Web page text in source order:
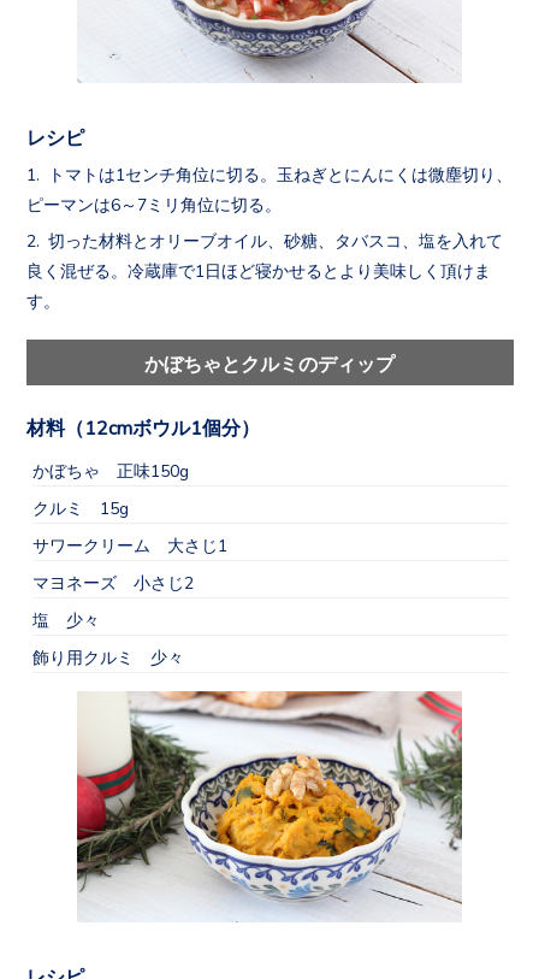
レシピ
トマトは1センチ角位に切る。玉ねぎとにんにくは微塵切り、
ピーマンは6～7ミリ角位に切る。
切った材料とオリーブオイル、砂糖、タバスコ、塩を入れて
良く混ぜる。冷蔵庫で1日ほど寝かせるとより美味しく頂けま
す。
かぼちゃとクルミのディップ
材料（12cmボウル1個分）
かぼちゃ 正味150g
クルミ 15g
サワークリーム 大さじ1
マヨネーズ 小さじ2
塩 少々
飾り用クルミ 少々